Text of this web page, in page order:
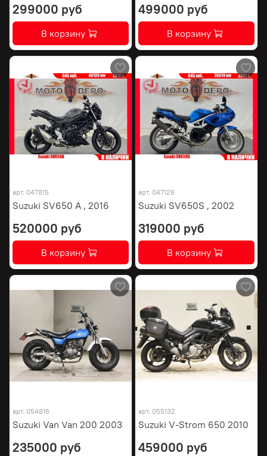
299000 руб
В корзину
499000 руб
В корзину
арт. 047815
Suzuki SV650 A , 2016
520000 руб
В корзину
арт. 047126
Suzuki SV650S , 2002
319000 руб
В корзину
арт. 054816
Suzuki Van Van 200 2003
235000 руб
арт. 055132
Suzuki V-Strom 650 2010
459000 руб